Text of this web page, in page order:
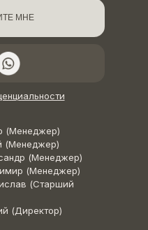
(Менеджер)
(Менеджер)
(Менеджер)
(Менеджер)
(Старший
(Директор)
МНЕ